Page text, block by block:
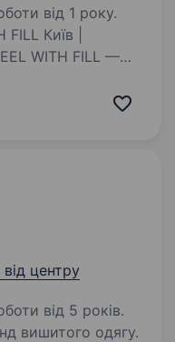
від 1 року.
Київ |
WITH FILL —
центру
від 5 років.
вишитого одягу.